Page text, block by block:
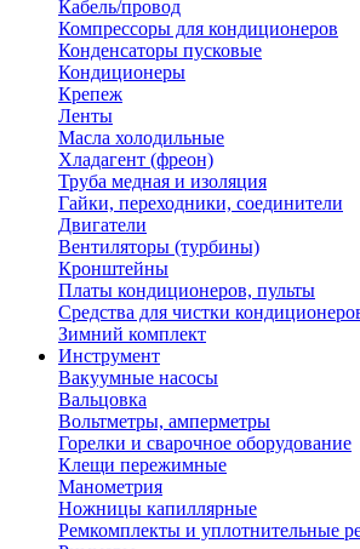
Кабель/провод
Компрессоры для кондиционеров
Конденсаторы пусковые
Кондиционеры
Крепеж
Ленты
Масла холодильные
Хладагент (фреон)
Труба медная и изоляция
Гайки, переходники, соединители
Двигатели
Вентиляторы (турбины)
Кронштейны
Платы кондиционеров, пульты
Средства для чистки
Зимний комплект
Инструмент
Вакуумные насосы
Вальцовка
Вольтметры, амперметры
Горелки и сварочное оборудование
Клещи пережимные
Манометрия
Ножницы капиллярные
Ремкомплекты и уплотнительные